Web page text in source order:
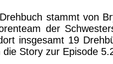
stammt von
der
insgesamt 19
die Story zur Episode